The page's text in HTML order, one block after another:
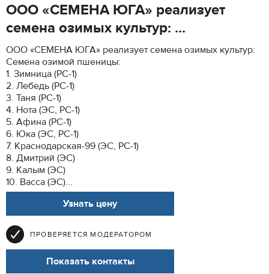
ООО «СЕМЕНА ЮГА» реализует
семена озимых культур: ...
ООО «СЕМЕНА ЮГА» реализует семена озимых культур:
Семена озимой пшеницы:
1. Зимница (РС-1)
2. Лебедь (РС-1)
3. Таня (РС-1)
4. Нота (ЭС, РС-1)
5. Афина (РС-1)
6. Юка (ЭС, РС-1)
7. Краснодарская-99 (ЭС, РС-1)
8. Дмитрий (ЭС)
9. Калым (ЭС)
10. Васса (ЭС)...
Узнать цену
ПРОВЕРЯЕТСЯ МОДЕРАТОРОМ
Показать контакты